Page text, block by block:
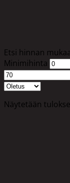
Etsi hinnan
Minimihinta
Näytetään